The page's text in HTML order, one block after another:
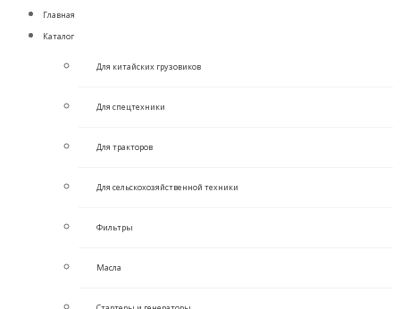
Главная
Каталог
Для китайских грузовиков
Для спецтехники
Для тракторов
Для сельскохозяйственной техники
Фильтры
Масла